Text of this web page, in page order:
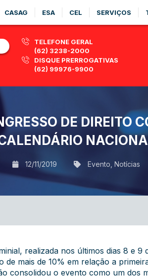
CASAG ESA CEL SERVIÇOS
TELEFONE GERAL
(62) 3238-2000
DISQUE PRERROGATIVAS
(62) 99976-9900
DE DIREITO
12/11/2019 Evento Notícias
realizada nos últimos dias 8 e
mais de 10% em relação a
consolidou o evento como um dos